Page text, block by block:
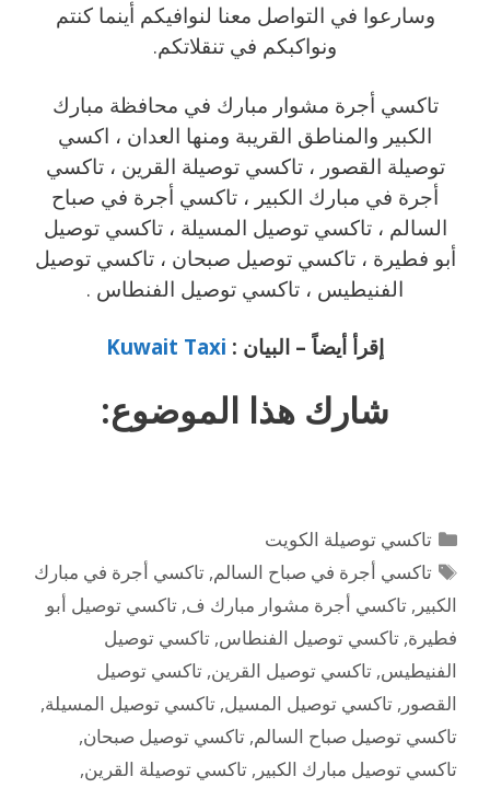
وسارعوا في التواصل معنا لنوافيكم أينما كنتم
ونواكبكم في تنقلاتكم.
تاكسي أجرة مشوار مبارك في محافظة مبارك
الكبير والمناطق القريبة ‎ومنها العدان ، اكسي
توصيلة القصور ، تاكسي توصيلة القرين ، تاكسي
أجرة في مبارك الكبير ، تاكسي أجرة في صباح
السالم ، تاكسي توصيل المسيلة ، تاكسي توصيل
أبو فطيرة ، تاكسي توصيل صبحان ، تاكسي توصيل
الفنيطيس ، تاكسي توصيل الفنطاس .
إقرأ أيضاً – البيان : Kuwait Taxi
شارك هذا الموضوع:
التصنيفات
تاكسي توصيلة الكويت
الوسوم
تاكسي أجرة في صباح السالم,تاكسي أجرة في مبارك
الكبير , تاكسي أجرة مشوار مبارك ف, تاكسي توصيل أبو
فطيرة, تاكسي توصيل الفنطاس, تاكسي توصيل
الفنيطيس, تاكسي توصيل القرين, تاكسي توصيل
القصور , تاكسي توصيل المسيل, تاكسي توصيل المسيلة,
تاكسي توصيل صباح السالم, تاكسي توصيل صبحان,
تاكسي توصيل مبارك الكبير , تاكسي توصيلة القرين,